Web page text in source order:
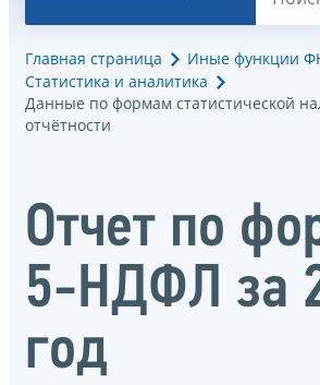
Главная страница
Иные функции
Статистика и аналитика
Данные по формам статистической
отчётности
Отчет по
5-НДФЛ за
год